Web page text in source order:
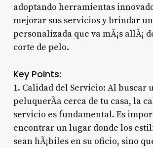
adoptando herramientas
mejorar sus servicios y brindar
personalizada que va mÃ¡s allÃ¡
corte de pelo.
Key Points:
1. Calidad del Servicio: Al buscar
peluquerÃ­a cerca de tu casa, la
servicio es fundamental. Es
encontrar un lugar donde los
sean hÃ¡biles en su oficio, sino